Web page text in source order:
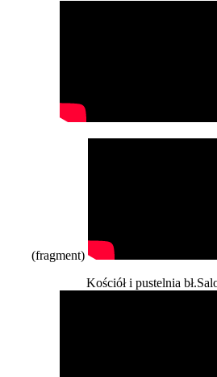
(fragment)
Kościół i pustelnia